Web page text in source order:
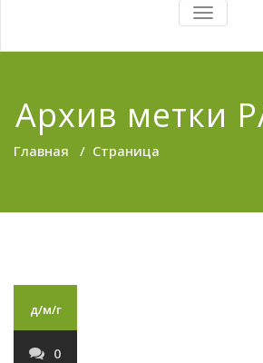
TOGGLE
Архив метки
Главная / Страница
д/м/г
0